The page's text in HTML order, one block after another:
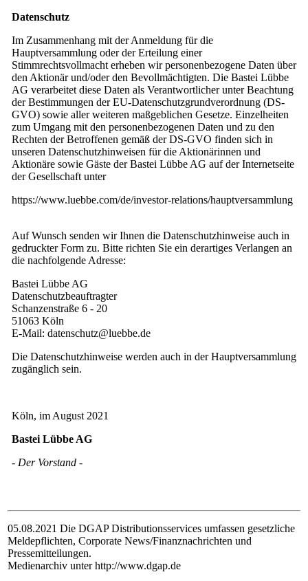
Datenschutz
Im Zusammenhang mit der Anmeldung für die
Hauptversammlung oder der Erteilung einer
Stimmrechtsvollmacht erheben wir personenbezogene Daten über
den Aktionär und/oder den Bevollmächtigten. Die Bastei Lübbe
AG verarbeitet diese Daten als Verantwortlicher unter Beachtung
der Bestimmungen der EU-Datenschutzgrundverordnung (DS-
GVO) sowie aller weiteren maßgeblichen Gesetze. Einzelheiten
zum Umgang mit den personenbezogenen Daten und zu den
Rechten der Betroffenen gemäß der DS-GVO finden sich in
unseren Datenschutzhinweisen für die Aktionärinnen und
Aktionäre sowie Gäste der Bastei Lübbe AG auf der Internetseite
der Gesellschaft unter
https://www.luebbe.com/de/investor-relations/hauptversammlung
Auf Wunsch senden wir Ihnen die Datenschutzhinweise auch in
gedruckter Form zu. Bitte richten Sie ein derartiges Verlangen an
die nachfolgende Adresse:
Bastei Lübbe AG
Datenschutzbeauftragter
Schanzenstraße 6 - 20
51063 Köln
E-Mail: datenschutz@luebbe.de
Die Datenschutzhinweise werden auch in der Hauptversammlung
zugänglich sein.
Köln, im August 2021
Bastei Lübbe AG
- Der Vorstand -
05.08.2021 Die DGAP Distributionsservices umfassen gesetzliche
Meldepflichten, Corporate News/Finanznachrichten und
Pressemitteilungen.
Medienarchiv unter http://www.dgap.de